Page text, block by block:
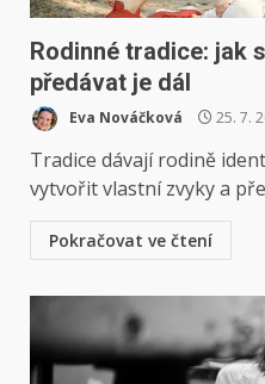
Rodinné tradice: jak
předávat je dál
Eva Nováčková 25. 7.
Tradice dávají rodině
vytvořit vlastní zvyky a
Pokračovat ve čtení